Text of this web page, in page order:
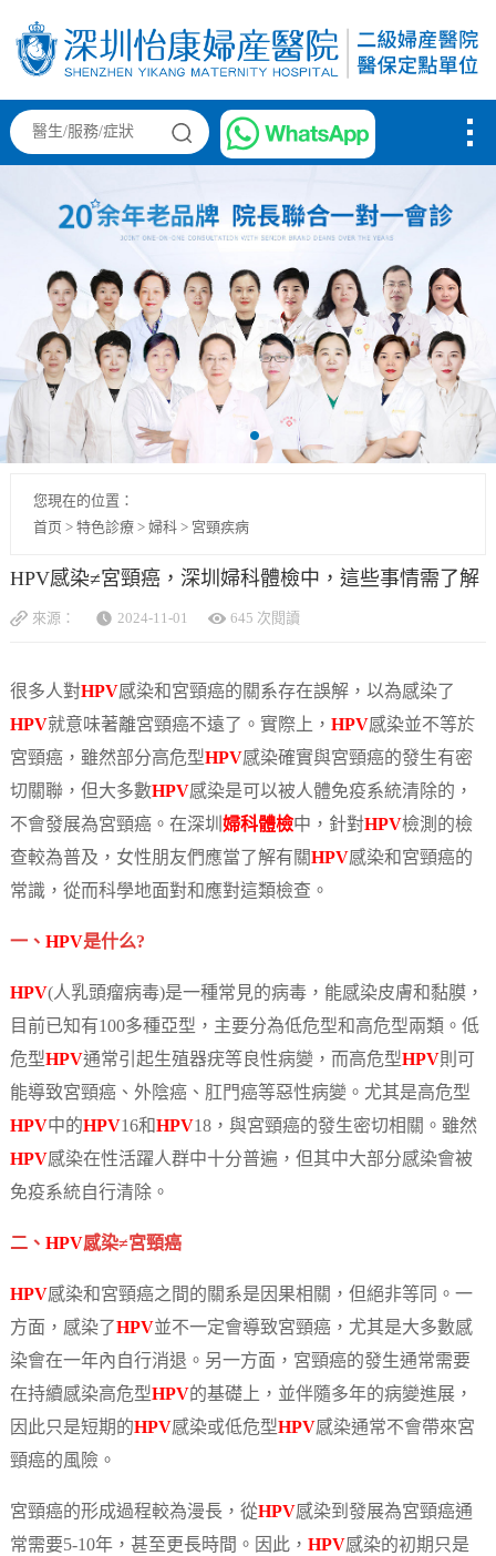
您現在的位置：
首页 > 特色診療> 婦科> 宮頸疾病
HPV感染≠宮頸癌，深圳婦科體檢中，這些事情需了解
來源： 2024-11-01 645 次閱讀
很多人對HPV感染和宮頸癌的關系存在誤解，以為感染了
HPV就意味著離宮頸癌不遠了。實際上， HPV感染並不等於
宮頸癌，雖然部分高危型HPV感染確實與宮頸癌的發生有密
切關聯，但大多數HPV感染是可以被人體免疫系統清除的，
不會發展為宮頸癌。在深圳 婦科體檢中，針對HPV檢測的檢
查較為普及，女性朋友們應當了解有關HPV感染和宮頸癌的
常識，從而科學地面對和應對這類檢查。
一、 HPV是什么?
HPV(人乳頭瘤病毒)是一種常見的病毒，能感染皮膚和黏膜，
目前已知有100多種亞型，主要分為低危型和高危型兩類。低
危型HPV通常引起生殖器疣等良性病變，而高危型HPV則可
能導致宮頸癌、外陰癌、肛門癌等惡性病變。尤其是高危型
HPV中的HPV16和HPV18，與宮頸癌的發生密切相關。雖然
HPV感染在性活躍人群中十分普遍，但其中大部分感染會被
免疫系統自行清除。
二、 HPV感染≠宮頸癌
HPV感染和宮頸癌之間的關系是因果相關，但絕非等同。一
方面，感染了HPV並不一定會導致宮頸癌，尤其是大多數感
染會在一年內自行消退。另一方面，宮頸癌的發生通常需要
在持續感染高危型HPV的基礎上，並伴隨多年的病變進展，
因此只是短期的HPV感染或低危型HPV感染通常不會帶來宮
頸癌的風險。
宮頸癌的形成過程較為漫長，從HPV感染到發展為宮頸癌通
常需要5-10年，甚至更長時間。因此， HPV感染的初期只是